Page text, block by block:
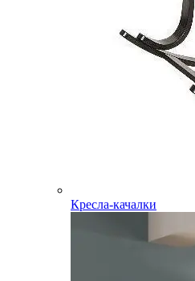
Кресла-качалки